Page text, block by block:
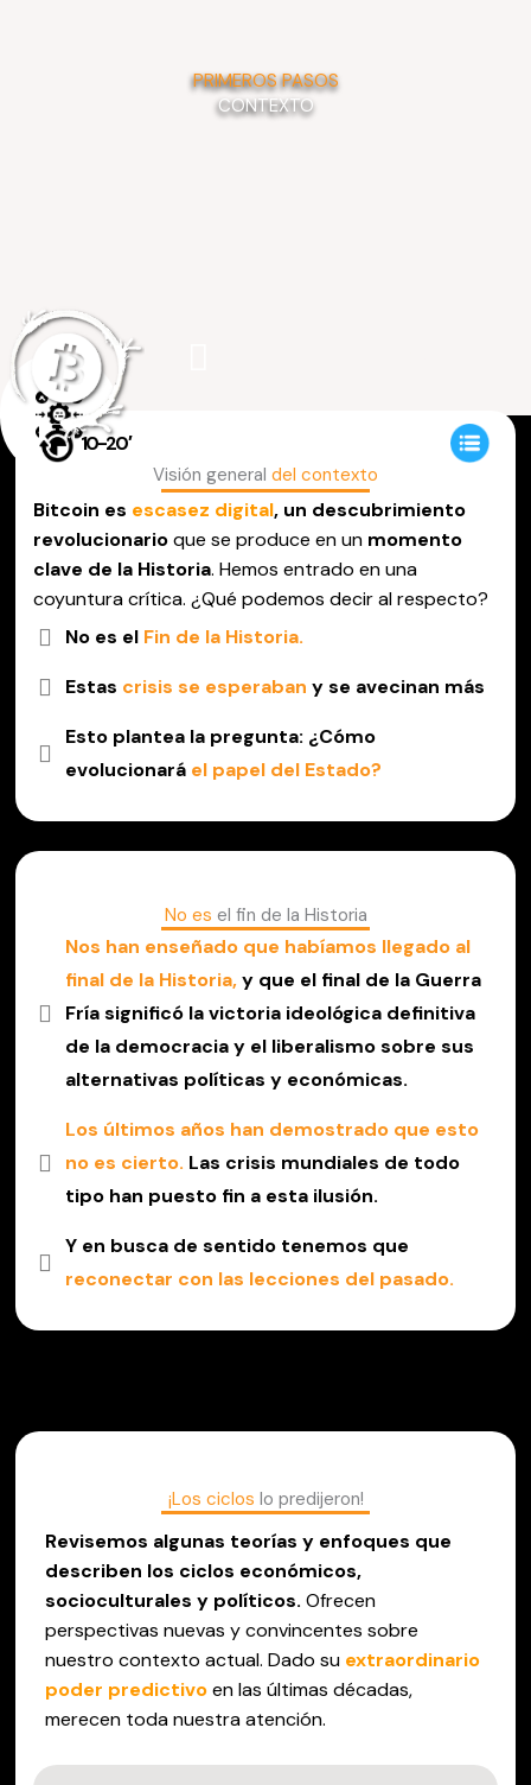
PRIMEROS PASOS
CONTEXTO
10-20′
Visión general del contexto
Bitcoin es escasez digital, un descubrimiento
revolucionarioque se produce en un momento
clave de la Historia. Hemos entrado en una
coyuntura crítica. ¿Qué podemos decir al respecto?
No es el Fin de la Historia.
Estas crisis se esperaban y se avecinan más
Esto plantea la pregunta: ¿Cómo
evolucionará el papel del Estado?
No es el fin de la Historia
Nos han enseñado que habíamos llegado al
final de la Historia,y que el final de la Guerra
Fría significó la victoria ideológica definitiva
de la democracia y el liberalismo sobre sus
alternativas políticas y económicas.
Los últimos años han demostrado que esto
no es cierto. Las crisis mundiales de todo
tipo han puesto fin a esta ilusión.
Y en busca de sentido tenemos que
reconectar con las lecciones del pasado.
¡Los ciclos lo predijeron!
Revisemos algunas teorías y enfoques que
describen los ciclos económicos,
socioculturales y políticos. Ofrecen
perspectivas nuevas y convincentes sobre
nuestro contexto actual. Dado su extraordinario
poder predictivoen las últimas décadas,
merecen toda nuestra atención.